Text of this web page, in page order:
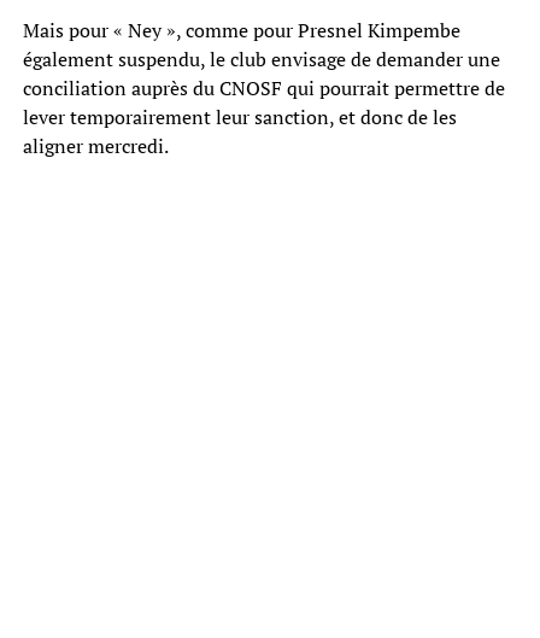
Mais pour « Ney », comme pour Presnel Kimpembe
également suspendu, le club envisage de demander une
conciliation auprès du CNOSF qui pourrait permettre de
lever temporairement leur sanction, et donc de les
aligner mercredi.